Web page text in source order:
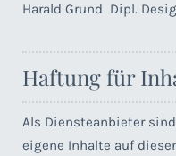
Harald Grund Dipl.
Haftung für
Als Diensteanbieter sind
eigene Inhalte auf